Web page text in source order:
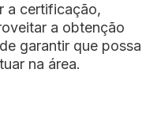
a certificação,
a obtenção
garantir que possa
na área.